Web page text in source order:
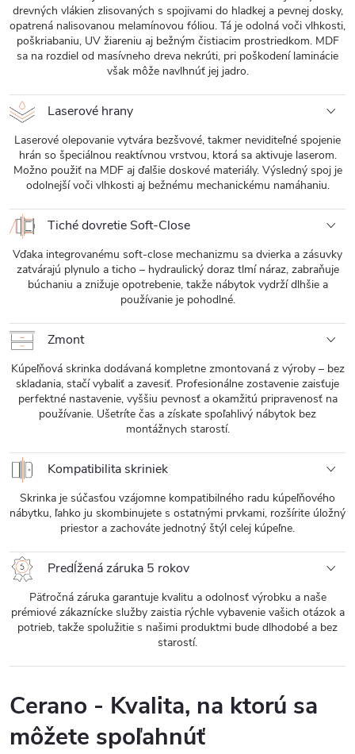
drevných vlákien zlisovaných s spojivami do hladkej a pevnej dosky,
opatrená nalisovanou melamínovou fóliou. Tá je odolná voči vlhkosti,
poškriabaniu, UV žiareniu aj bežným čistiacim prostriedkom. MDF
sa na rozdiel od masívneho dreva nekrúti, pri poškodení laminácie
však môže navlhnúť jej jadro.
Laserové hrany
Laserové olepovanie vytvára bezšvové, takmer neviditeľné spojenie
hrán so špeciálnou reaktívnou vrstvou, ktorá sa aktivuje laserom.
Možno použiť na MDF aj ďalšie doskové materiály. Výsledný spoj je
odolnejší voči vlhkosti aj bežnému mechanickému namáhaniu.
Tiché dovretie Soft-Close
Vďaka integrovanému soft-close mechanizmu sa dvierka a zásuvky
zatvárajú plynulo a ticho – hydraulický doraz tlmí náraz, zabraňuje
búchaniu a znižuje opotrebenie, takže nábytok vydrží dlhšie a
používanie je pohodlné.
Zmont
Kúpeľňová skrinka dodávaná kompletne zmontovaná z výroby – bez
skladania, stačí vybaliť a zavesiť. Profesionálne zostavenie zaisťuje
perfektné nastavenie, vyššiu pevnosť a okamžitú pripravenosť na
používanie. Ušetríte čas a získate spoľahlivý nábytok bez
montážnych starostí.
Kompatibilita skriniek
Skrinka je súčasťou vzájomne kompatibilného radu kúpeľňového
nábytku, ľahko ju skombinujete s ostatnými prvkami, rozšírite úložný
priestor a zachováte jednotný štýl celej kúpeľne.
Predĺžená záruka 5 rokov
Päťročná záruka garantuje kvalitu a odolnosť výrobku a naše
prémiové zákaznícke služby zaistia rýchle vybavenie vašich otázok a
potrieb, takže spolužitie s našimi produktmi bude dlhodobé a bez
starostí.
Cerano - Kvalita, na ktorú sa
môžete spoľahnúť